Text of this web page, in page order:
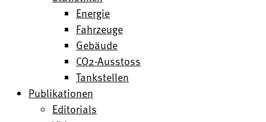
Energie
Fahrzeuge
Gebäude
CO2-Ausstoss
Tankstellen
Publikationen
Editorials